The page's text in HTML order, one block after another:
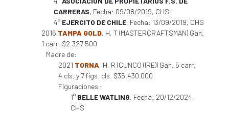
CARRERAS, Fecha: 09/08/2019, CHS
4° EJERCITO DE CHILE, Fecha: 13/09/2019, CHS
2016 TAMPA GOLD, H, T (MASTERCRAFTSMAN) Gan.
1 carr. $2.327.500
Madre de:
2021 TORNA, H, R (CUNCO (IRE)) Gan. 5 carr.
4 cls. y 7 figs. cls. $35.430.000
Figuraciones :
1° BELLE WATLING, Fecha: 20/12/2024,
CHS